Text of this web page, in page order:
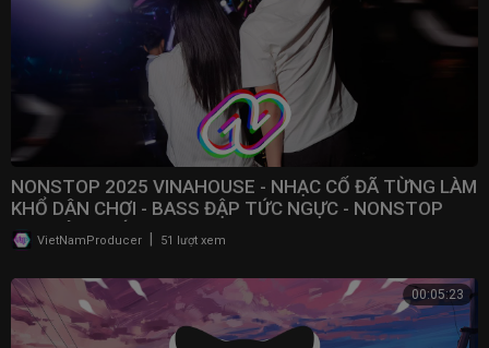
NONSTOP 2025 VINAHOUSE - NHẠC CỔ ĐÃ TỪNG LÀM
KHỔ DÂN CHƠI - BASS ĐẬP TỨC NGỰC - NONSTOP
BAY ĐÁM CƯỚI
VietNamProducer 51 lượt xem
00:05:23